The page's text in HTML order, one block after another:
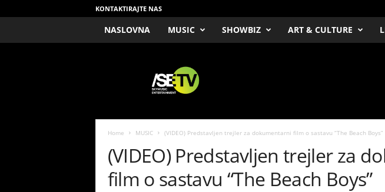
KONTAKTIRAJTE NAS
NASLOVNA MUSIC SHOWBIZ ART & CULTURE
Home MUSIC (VIDEO) Predstavljen trejler za dokumentarni film o sastavu “The Beach Boys”
(VIDEO) Predstavljen trejler za
film o sastavu “The Beach Boys”